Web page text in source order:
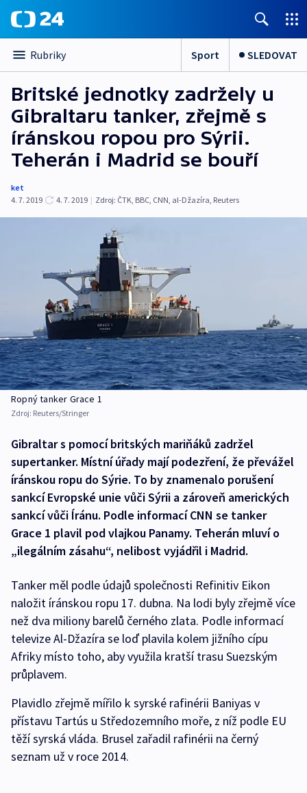
Rubriky Sport SLEDOVAT
Britské jednotky zadržely u
Gibraltaru tanker, zřejmě s
íránskou ropou pro Sýrii.
Teherán i Madrid se bouří
ket
4. 7. 2019
4. 7. 2019 | Zdroj: ČTK, BBC, CNN, al-Džazíra, Reuters
Ropný tanker Grace 1
Zdroj: Reuters/Stringer
Gibraltar s pomocí britských mariňáků zadržel
supertanker. Místní úřady mají podezření, že převážel
íránskou ropu do Sýrie. To by znamenalo porušení
sankcí Evropské unie vůči Sýrii a zároveň amerických
sankcí vůči Íránu. Podle informací CNN se tanker
Grace 1 plavil pod vlajkou Panamy. Teherán mluví o
„ilegálním zásahu“, nelibost vyjádřil i Madrid.
Tanker měl podle údajů společnosti Refinitiv Eikon
naložit íránskou ropu 17. dubna. Na lodi byly zřejmě více
než dva miliony barelů černého zlata. Podle informací
televize Al-Džazíra se loď plavila kolem jižního cípu
Afriky místo toho, aby využila kratší trasu Suezským
průplavem.
Plavidlo zřejmě mířilo k syrské rafinérii Baniyas v
přístavu Tartús u Středozemního moře, z níž podle EU
těží syrská vláda. Brusel zařadil rafinérii na černý
seznam už v roce 2014.